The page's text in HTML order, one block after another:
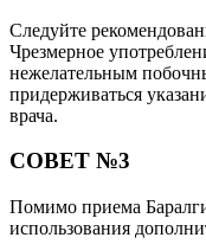
Следуйте
Чрезмерное
нежелательным
придерживаться
врача.
СОВЕТ №3
Помимо приема
использования